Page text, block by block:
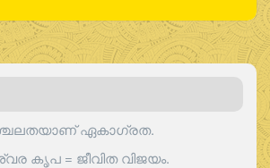
ഏകാഗ്രത.
കൃപ = ജീവിത വിജയം.